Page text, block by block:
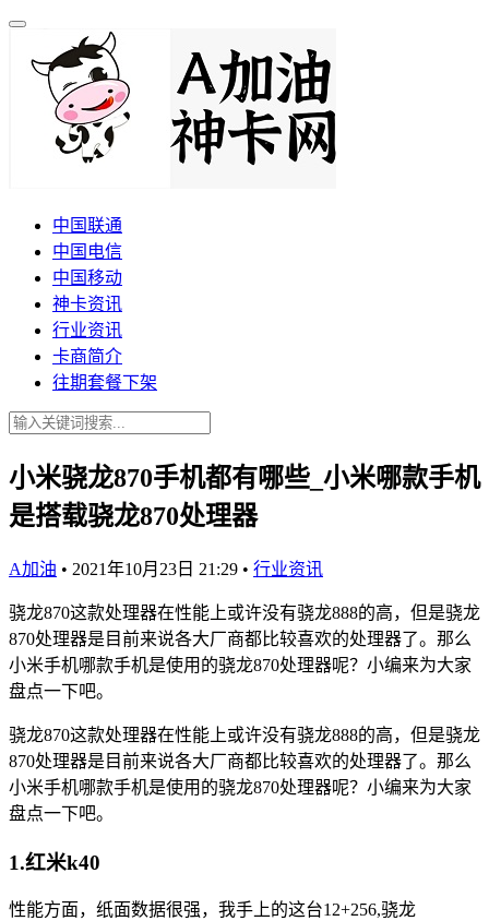
中国联通
中国电信
中国移动
神卡资讯
行业资讯
卡商简介
往期套餐下架
小米骁龙870手机都有哪些_小米哪款手机
是搭载骁龙870处理器
A加油 • 2021年10月23日 21:29 • 行业资讯
骁龙870这款处理器在性能上或许没有骁龙888的高，但是骁龙
870处理器是目前来说各大厂商都比较喜欢的处理器了。那么
小米手机哪款手机是使用的骁龙870处理器呢？小编来为大家
盘点一下吧。
骁龙870这款处理器在性能上或许没有骁龙888的高，但是骁龙
870处理器是目前来说各大厂商都比较喜欢的处理器了。那么
小米手机哪款手机是使用的骁龙870处理器呢？小编来为大家
盘点一下吧。
1.红米k40
性能方面，纸面数据很强，我手上的这台12+256,骁龙